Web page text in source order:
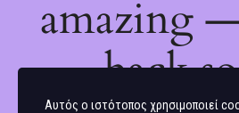
amazing
back
Αυτός ο ιστότοπος χρησιμοποιεί